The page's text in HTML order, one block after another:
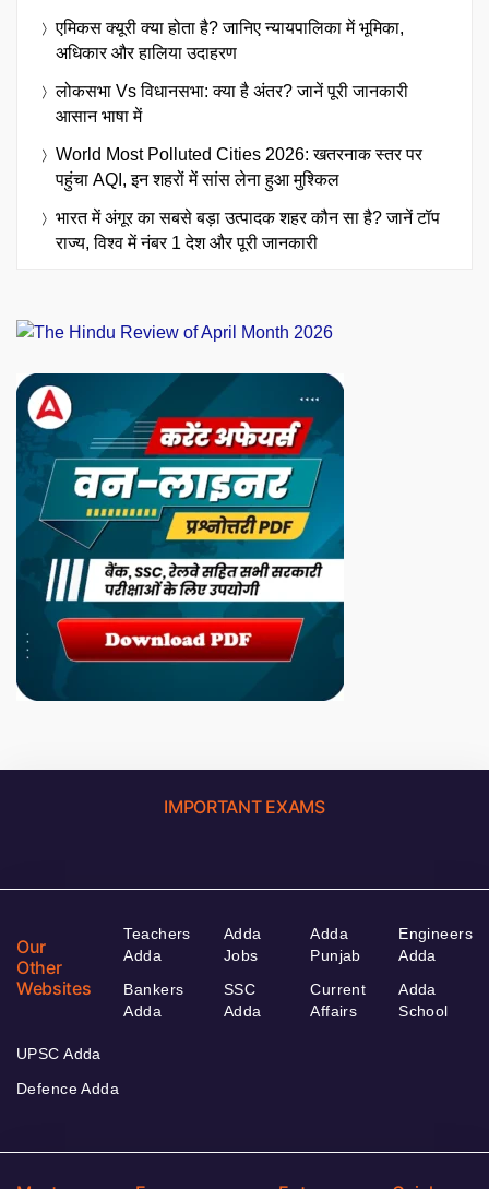
एमिकस क्यूरी क्या होता है? जानिए न्यायपालिका में भूमिका,
अधिकार और हालिया उदाहरण
लोकसभा Vs विधानसभा: क्या है अंतर? जानें पूरी जानकारी
आसान भाषा में
World Most Polluted Cities 2026: खतरनाक स्तर पर
पहुंचा AQI, इन शहरों में सांस लेना हुआ मुश्किल
भारत में अंगूर का सबसे बड़ा उत्पादक शहर कौन सा है? जानें टॉप
राज्य, विश्व में नंबर 1 देश और पूरी जानकारी
IMPORTANT EXAMS
Our
Other
Websites
Teachers
Adda
Bankers
Adda
Adda
Jobs
SSC
Adda
Adda
Punjab
Current
Affairs
Engineers
Adda
Adda
School
UPSC Adda
Defence Adda